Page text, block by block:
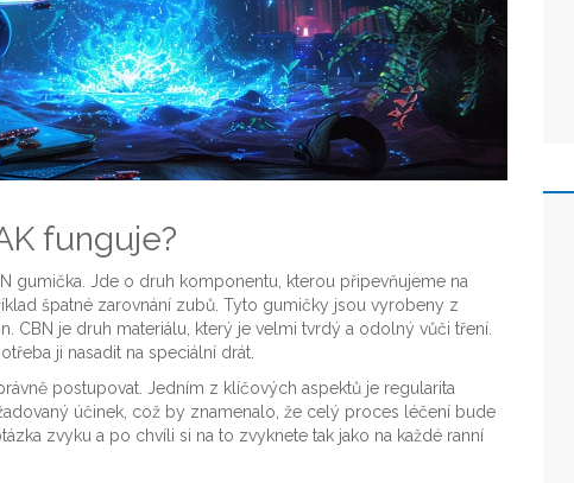
funguje?
gumička. Jde o druh komponentu, kterou připevňujeme na
špatné zarovnání zubů. Tyto gumičky jsou vyrobeny z
CBN je druh materiálu, který je velmi tvrdý a odolný vůči tření.
ji nasadit na speciální drát.
postupovat. Jedním z klíčových aspektů je regularita
účinek, což by znamenalo, že celý proces léčení bude
zvyku a po chvíli si na to zvyknete tak jako na každé ranní